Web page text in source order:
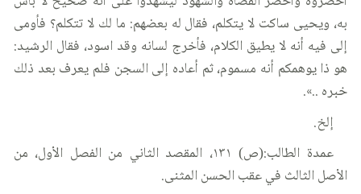
به، ويحيى ساكت لا يتكلم، فقال له بعضهم: ما لك لا تتكلم؟ فأومى
إلى فيه أنه لا يطيق الكلام، فأخرج لسانه وقد اسود، فقال الرشيد:
هو ذا يوهمكم أنه مسموم، ثم أعاده إلى السجن فلم يعرف بعد ذلك
خبره ..».
إلخ.
عمدة الطالب:(ص) ١٣١، المقصد الثاني من الفصل الأول، من
الأصل الثالث في عقب الحسن المثنى.